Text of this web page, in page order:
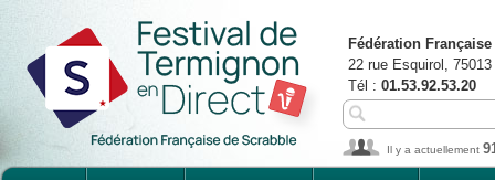
Fédération
22 rue Esquirol,
Tél : 01.53.92.53.20
Il y a actuellement